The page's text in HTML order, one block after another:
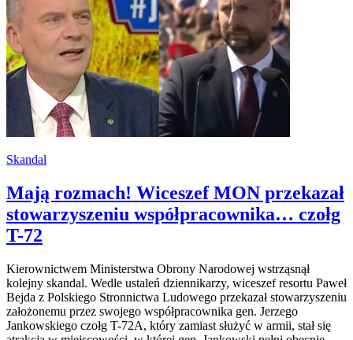
Skandal
Mają rozmach! Wiceszef MON przekazał
stowarzyszeniu współpracownika… czołg
T-72
Kierownictwem Ministerstwa Obrony Narodowej wstrząsnął
kolejny skandal. Wedle ustaleń dziennikarzy, wiceszef resortu Paweł
Bejda z Polskiego Stronnictwa Ludowego przekazał stowarzyszeniu
założonemu przez swojego współpracownika gen. Jerzego
Jankowskiego czołg T-72A, który zamiast służyć w armii, stał się